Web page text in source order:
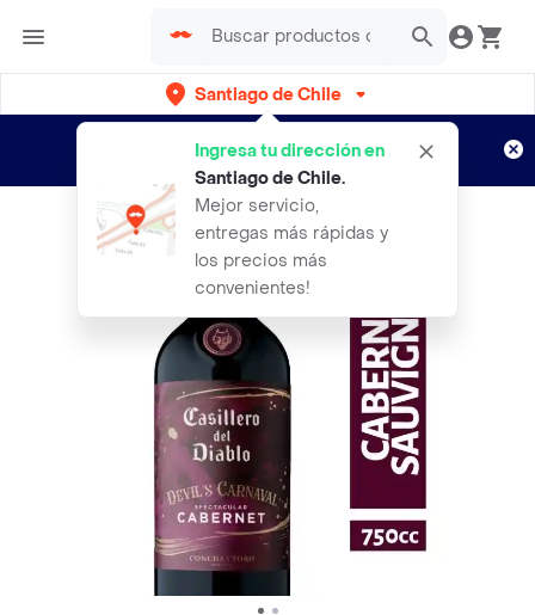
Santiago de Chile
Ingresa tu dirección en
Santiago de Chile.
Mejor servicio,
entregas más rápidas y
los precios más
convenientes!
envíos gratis por semanas
Aplican TyC